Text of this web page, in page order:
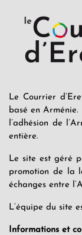
Le Courrier
basé en
l’adhésion de
entière.
Le site est géré
promotion de la
échanges entre
L’équipe du site
Informations et